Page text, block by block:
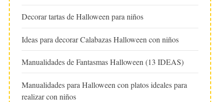
Decorar tartas de Halloween para niños
Ideas para decorar Calabazas Halloween con niños
Manualidades de Fantasmas Halloween (13 IDEAS)
Manualidades para Halloween con platos ideales para
realizar con niños